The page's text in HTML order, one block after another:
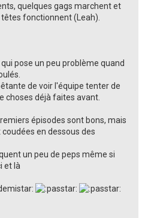
quelques gags marchent et
fonctionnent (Leah).
qui pose un peu problème quand
de voir l'équipe tenter de
choses déjà faites avant.
épisodes sont bons, mais
en dessous des
un peu de peps même si
et là